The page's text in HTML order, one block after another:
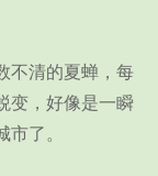
清的夏蝉，每
变，好像是一瞬
了。